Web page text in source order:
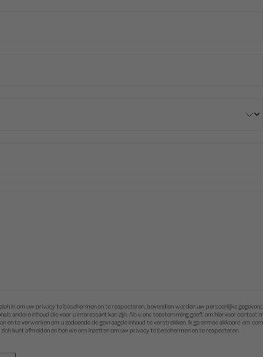
in om uw privacy te beschermen en te respecteren, bovendien worden uw persoonlijke
andere inhoud die voor u interessant kan zijn. Als u ons toestemming geeft om hiervoor
en te verwerken om u zodoende de gevraagde inhoud te verstrekken. Ik ga ermee akkoord om
kunt afmelden en hoe we ons inzetten om uw privacy te beschermen en te respecteren.